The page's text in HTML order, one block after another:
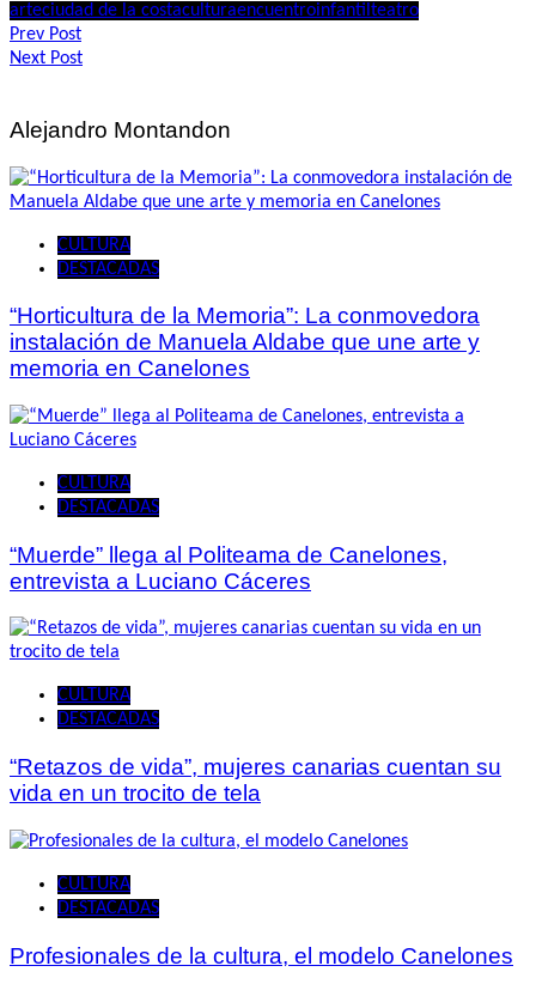
arteciudad de la costaculturaencuentroinfantil teatro
Navegación
de
Prev Post
Next Post
Alejandro Montandon
CULTURA
DESTACADAS
“Horticultura de la Memoria”: La conmovedora
instalación de Manuela Aldabe que une arte y
memoria en Canelones
CULTURA
DESTACADAS
“Muerde” llega al Politeama de Canelones,
entrevista a Luciano Cáceres
CULTURA
DESTACADAS
“Retazos de vida”, mujeres canarias cuentan su
vida en un trocito de tela
CULTURA
DESTACADAS
Profesionales de la cultura, el modelo Canelones